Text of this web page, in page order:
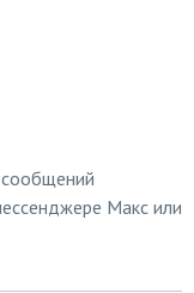
Макс или